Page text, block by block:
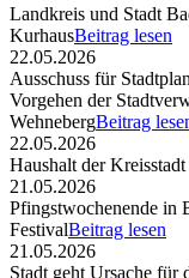
Landkreis und Stadt
KurhausBeitrag lesen
22.05.2026
Ausschuss für
Vorgehen der
WehnebergBeitrag
22.05.2026
Haushalt der
21.05.2026
Pfingstwochenende in
FestivalBeitrag lesen
21.05.2026
Stadt geht Ursache für